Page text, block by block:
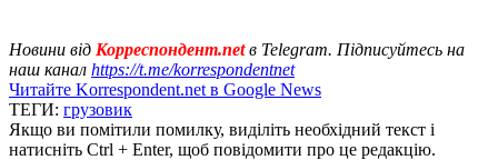
Новини від Корреспондент.netв Telegram. Підписуйтесь на
наш канал https://t.me/korrespondentnet
Читайте Korrespondent.net в Google News
ТЕГИ: грузовик
Якщо ви помітили помилку, виділіть необхідний текст і
натисніть Ctrl + Enter, щоб повідомити про це редакцію.